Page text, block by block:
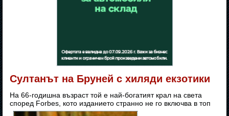
Султанът на Бруней с хиляди екзотики
На 66-годишна възраст той е най-богатият крал на света
според Forbes, кото изданието странно не го включва в топ